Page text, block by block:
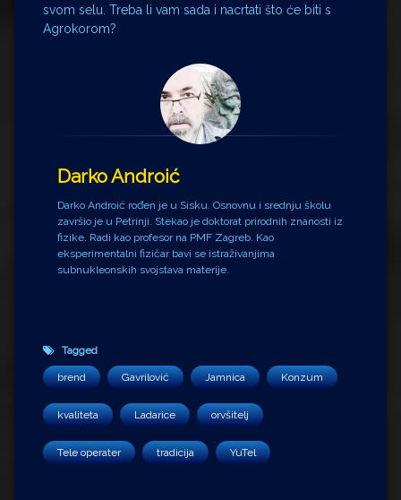
svom selu. Treba li vam sada i nacrtati što će biti s
Agrokorom?
Darko Androić
Darko Androić rođen je u Sisku. Osnovnu i srednju školu
završio je u Petrinji. Stekao je doktorat prirodnih znanosti iz
fizike. Radi kao profesor na PMF Zagreb. Kao
eksperimentalni fizičar bavi se istraživanjima
subnukleonskih svojstava materije.
Tagged
brend Gavrilović Jamnica Konzum
kvaliteta Ladarice orvšitelj
Tele operater tradicija YuTel